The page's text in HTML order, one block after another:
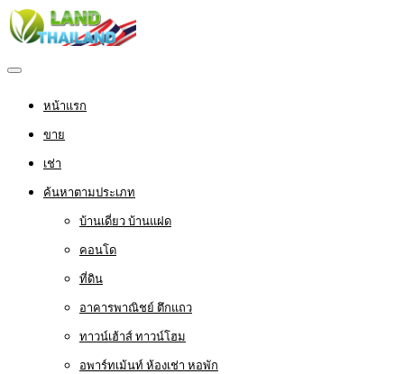
หน้าแรก
ขาย
เช่า
ค้นหาตามประเภท
บ้านเดี่ยว บ้านแฝด
คอนโด
ที่ดิน
อาคารพาณิชย์ ตึกแถว
ทาวน์เฮ้าส์ ทาวน์โฮม
อพาร์ทเม้นท์ ห้องเช่า หอพัก